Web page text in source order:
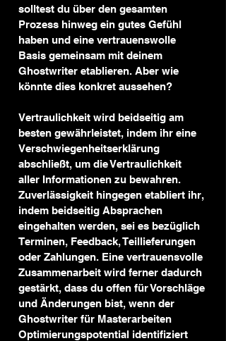
solltest du über den gesamten
Prozess hinweg ein gutes Gefühl
haben und eine vertrauenswolle
Basis gemeinsam mit deinem
Ghostwriter etablieren. Aber wie
könnte dies konkret aussehen?
Vertraulichkeit wird beidseitig am
besten gewährleistet, indem ihr eine
Verschwiegenheitserklärung
abschließt, um die Vertraulichkeit
aller Informationen zu bewahren.
Zuverlässigkeit hingegen etabliert ihr,
indem beidseitig Absprachen
eingehalten werden, sei es bezüglich
Terminen, Feedback, Teillieferungen
oder Zahlungen. Eine vertrauensvolle
Zusammenarbeit wird ferner dadurch
gestärkt, dass du offen für Vorschläge
und Änderungen bist, wenn der
Ghostwriter für Masterarbeiten
Optimierungspotential identifiziert